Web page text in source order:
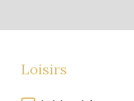
Loisirs